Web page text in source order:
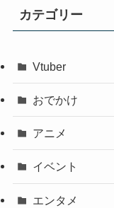
カテゴリー
Vtuber
おでかけ
アニメ
イベント
エンタメ